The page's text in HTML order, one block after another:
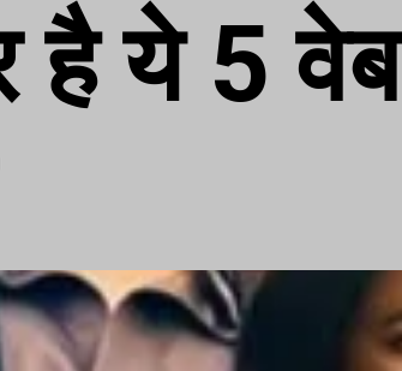
है ये 5 वेब